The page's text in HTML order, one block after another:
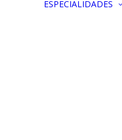
ESPECIALIDADES